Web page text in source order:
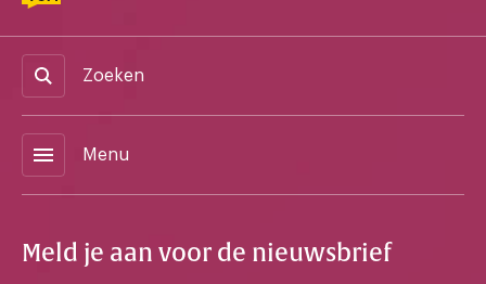
Zoeken
menu Menu
Meld je aan voor de nieuwsbrief